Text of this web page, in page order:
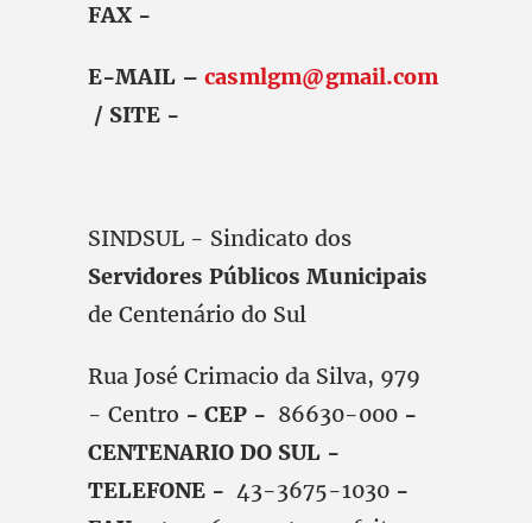
FAX -
E-MAIL – casmlgm@gmail.com
/ SITE -
SINDSUL - Sindicato dos
Servidores Públicos Municipais
de Centenário do Sul
Rua José Crimacio da Silva, 979
- Centro - CEP - 86630-000 -
CENTENARIO DO SUL -
TELEFONE - 43-3675-1030 -